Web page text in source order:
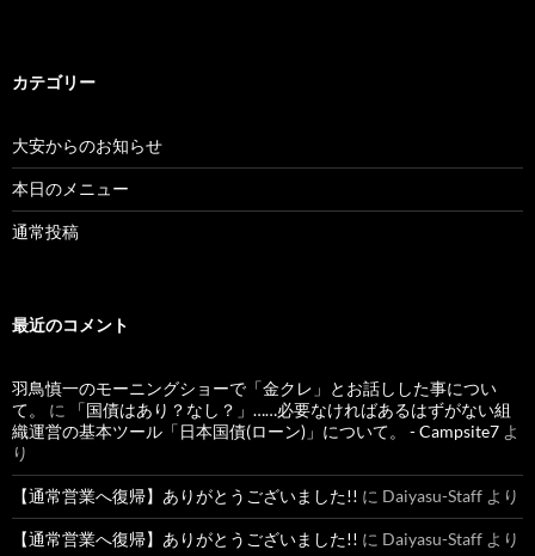
カテゴリー
大安からのお知らせ
本日のメニュー
通常投稿
最近のコメント
羽鳥慎一のモーニングショーで「金クレ」とお話しした事につい
て。
に
「国債はあり？なし？」……必要なければあるはずがない組
織運営の基本ツール「日本国債(ローン)」について。 - Campsite7 よ
り
【通常営業へ復帰】ありがとうございました!! に Daiyasu-Staff より
【通常営業へ復帰】ありがとうございました!! に Daiyasu-Staff より